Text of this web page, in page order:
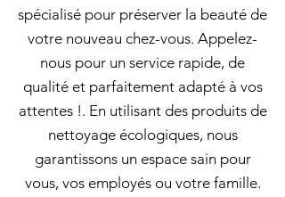
spécialisé pour préserver la beauté de
votre nouveau chez-vous. Appelez-
nous pour un service rapide, de
qualité et parfaitement adapté à vos
attentes !. En utilisant des produits de
nettoyage écologiques, nous
garantissons un espace sain pour
vous, vos employés ou votre famille.